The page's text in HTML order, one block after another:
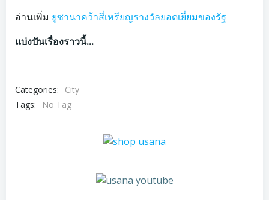
อ่านเพิ่ม ยูซานาคว้าสี่เหรียญรางวัลยอดเยี่ยมของรัฐ
แบ่งปันเรื่องราวนี้...
Categories:
City
Tags:
No Tag